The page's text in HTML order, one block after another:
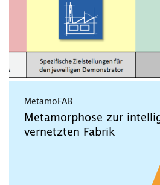
MetamoFAB
Metamorphose zur
vernetzten Fabrik